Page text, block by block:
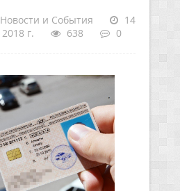
и События
14
г.
638 0